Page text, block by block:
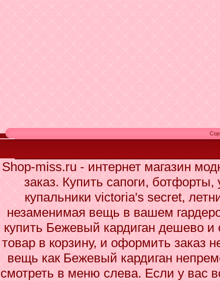
Shop-miss.ru - интернет магазин
заказ. Купить сапоги,
купальники victoria's secret,
незаменимая вещь в вашем
купить Бежевый кардиган дешево и
товар в корзину, и оформить заказ
вещь как Бежевый кардиган
смотреть в меню слева. Если у вас